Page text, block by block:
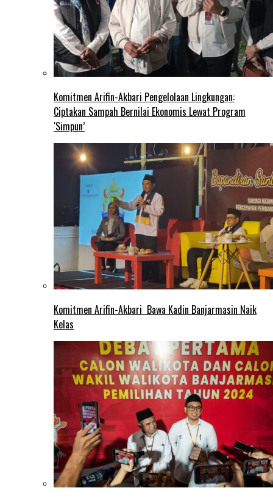
Komitmen Arifin-Akbari Pengelolaan Lingkungan:
Ciptakan Sampah Bernilai Ekonomis Lewat Program
‘Simpun’
Komitmen Arifin-Akbari Bawa Kadin Banjarmasin Naik
Kelas